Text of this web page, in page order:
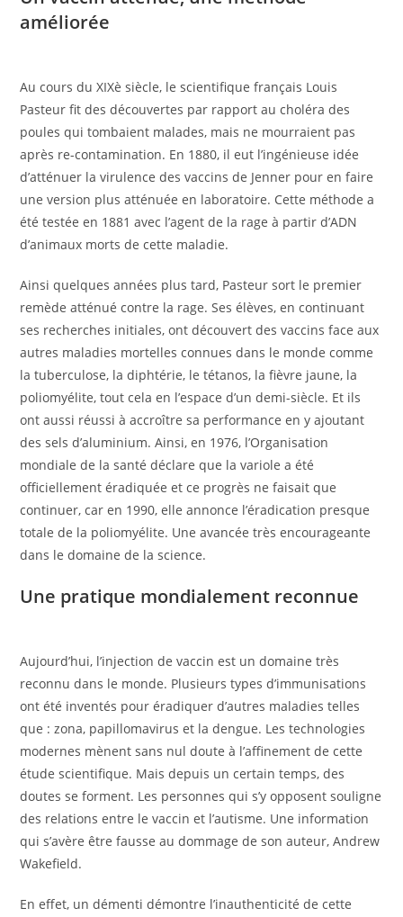
améliorée
Au cours du XIXè siècle, le scientifique français Louis
Pasteur fit des découvertes par rapport au choléra des
poules qui tombaient malades, mais ne mourraient pas
après re-contamination. En 1880, il eut l’ingénieuse idée
d’atténuer la virulence des vaccins de Jenner pour en faire
une version plus atténuée en laboratoire. Cette méthode a
été testée en 1881 avec l’agent de la rage à partir d’ADN
d’animaux morts de cette maladie.
Ainsi quelques années plus tard, Pasteur sort le premier
remède atténué contre la rage. Ses élèves, en continuant
ses recherches initiales, ont découvert des vaccins face aux
autres maladies mortelles connues dans le monde comme
la tuberculose, la diphtérie, le tétanos, la fièvre jaune, la
poliomyélite, tout cela en l’espace d’un demi-siècle. Et ils
ont aussi réussi à accroître sa performance en y ajoutant
des sels d’aluminium. Ainsi, en 1976, l’Organisation
mondiale de la santé déclare que la variole a été
officiellement éradiquée et ce progrès ne faisait que
continuer, car en 1990, elle annonce l’éradication presque
totale de la poliomyélite. Une avancée très encourageante
dans le domaine de la science.
Une pratique mondialement reconnue
Aujourd’hui, l’injection de vaccin est un domaine très
reconnu dans le monde. Plusieurs types d’immunisations
ont été inventés pour éradiquer d’autres maladies telles
que : zona, papillomavirus et la dengue. Les technologies
modernes mènent sans nul doute à l’affinement de cette
étude scientifique. Mais depuis un certain temps, des
doutes se forment. Les personnes qui s’y opposent souligne
des relations entre le vaccin et l’autisme. Une information
qui s’avère être fausse au dommage de son auteur, Andrew
Wakefield.
En effet, un démenti démontre l’inauthenticité de cette